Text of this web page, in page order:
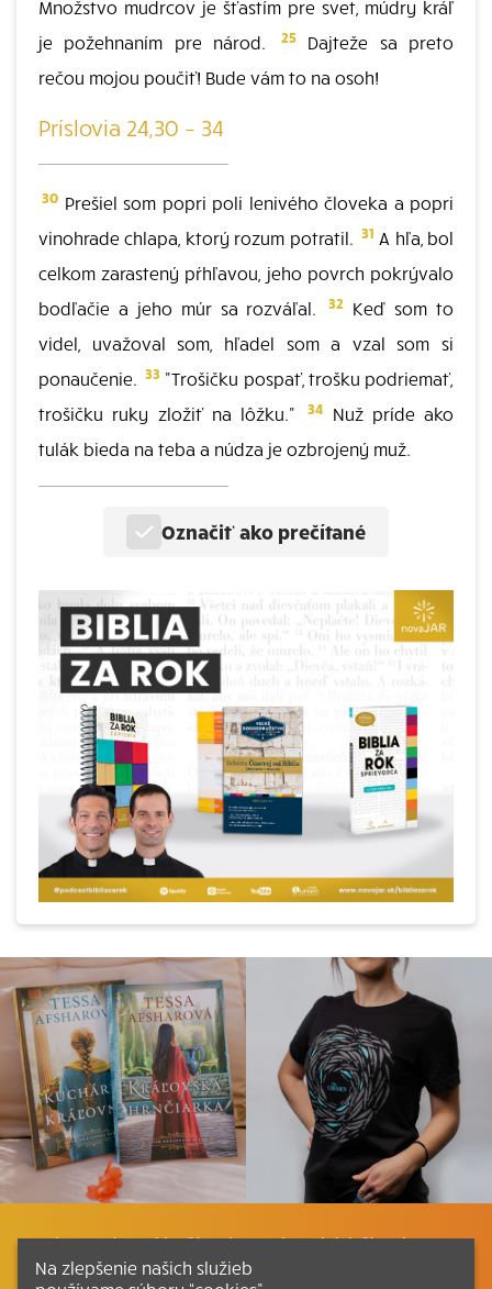
Množstvo mudrcov je šťastím pre svet, múdry kráľ
je požehnaním pre národ.
25Dajteže sa preto
rečou mojou poučiť! Bude vám to na osoh!
Príslovia 24,30 – 34
30 Prešiel som popri poli lenivého človeka a popri
vinohrade chlapa, ktorý rozum potratil. 31 A hľa, bol
celkom zarastený pŕhľavou, jeho povrch pokrývalo
bodľačie a jeho múr sa rozváľal.
32 Keď som to
videl, uvažoval som, hľadel som a vzal som si
ponaučenie. 33 "Trošičku pospať, trošku podriemať,
trošičku ruky zložiť na lôžku."
34 Nuž príde ako
tulák bieda na teba a núdza je ozbrojený muž.
Označiť ako prečítané
Listovať Plán čítania Liturgické čítania
Na zlepšenie našich služieb